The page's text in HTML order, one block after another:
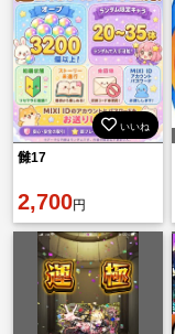
いいね
雠17
2,700円